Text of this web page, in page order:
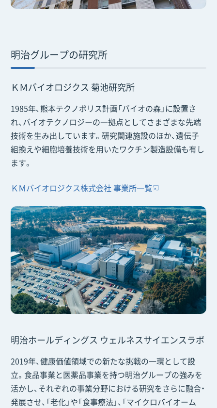
明治グループの研究所
ＫＭバイオロジクス 菊池研究所
1985年、熊本テクノポリス計画「バイオの森」に設置さ
れ、バイオテクノロジーの一拠点としてさまざまな先端
技術を生み出しています。研究関連施設のほか、遺伝子
組換えや細胞培養技術を用いたワクチン製造設備も有し
ます。
ＫＭバイオロジクス株式会社 事業所一覧
明治ホールディングス ウェルネスサイエンスラボ
2019年、健康価値領域での新たな挑戦の一環として設
立。食品事業と医薬品事業を持つ明治グループの強みを
活かし、それぞれの事業分野における研究をさらに融合・
発展させ、「老化」や「食事療法」、「マイクロバイオーム